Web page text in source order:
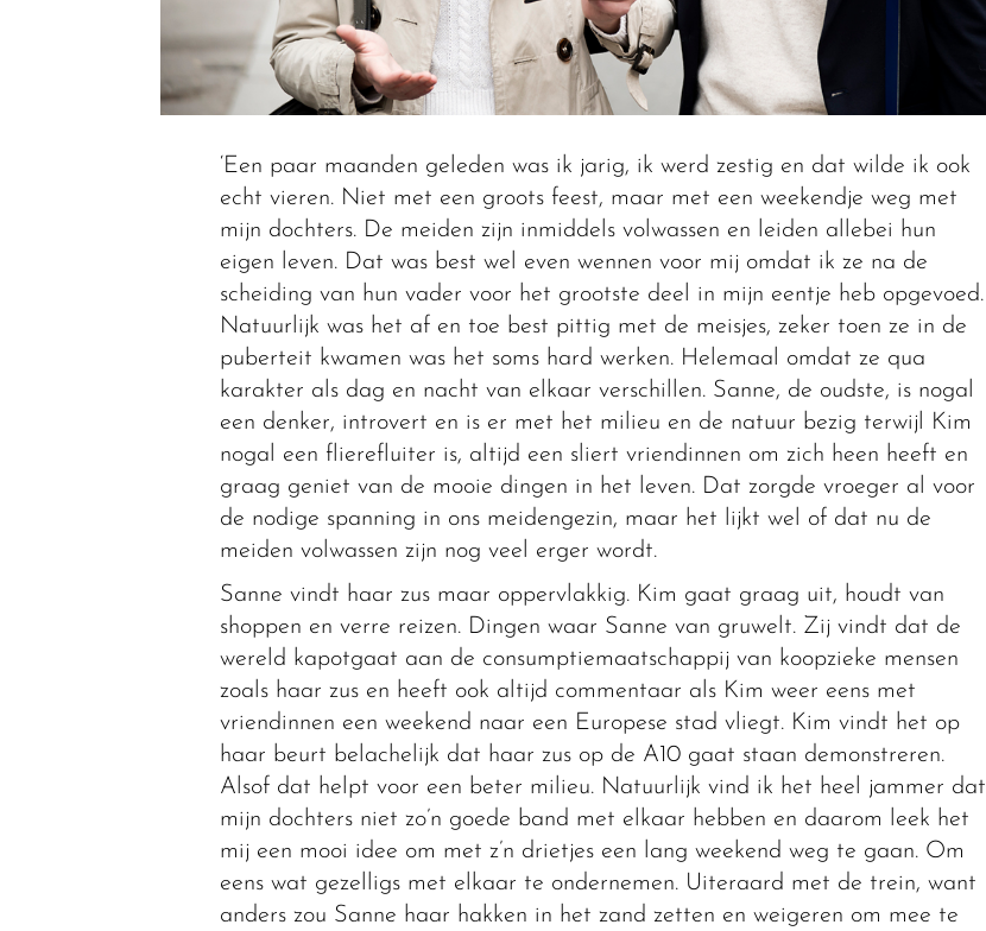
‘Een paar maanden geleden was ik jarig, ik werd zestig en dat wilde ik ook
echt vieren. Niet met een groots feest, maar met een weekendje weg met
mijn dochters. De meiden zijn inmiddels volwassen en leiden allebei hun
eigen leven. Dat was best wel even wennen voor mij omdat ik ze na de
scheiding van hun vader voor het grootste deel in mijn eentje heb opgevoed.
Natuurlijk was het af en toe best pittig met de meisjes, zeker toen ze in de
puberteit kwamen was het soms hard werken. Helemaal omdat ze qua
karakter als dag en nacht van elkaar verschillen. Sanne, de oudste, is nogal
een denker, introvert en is er met het milieu en de natuur bezig terwijl Kim
nogal een flierefluiter is, altijd een sliert vriendinnen om zich heen heeft en
graag geniet van de mooie dingen in het leven. Dat zorgde vroeger al voor
de nodige spanning in ons meidengezin, maar het lijkt wel of dat nu de
meiden volwassen zijn nog veel erger wordt.
Sanne vindt haar zus maar oppervlakkig. Kim gaat graag uit, houdt van
shoppen en verre reizen. Dingen waar Sanne van gruwelt. Zij vindt dat de
wereld kapotgaat aan de consumptiemaatschappij van koopzieke mensen
zoals haar zus en heeft ook altijd commentaar als Kim weer eens met
vriendinnen een weekend naar een Europese stad vliegt. Kim vindt het op
haar beurt belachelijk dat haar zus op de A10 gaat staan demonstreren.
Alsof dat helpt voor een beter milieu. Natuurlijk vind ik het heel jammer dat
mijn dochters niet zo’n goede band met elkaar hebben en daarom leek het
mij een mooi idee om met z’n drietjes een lang weekend weg te gaan. Om
eens wat gezelligs met elkaar te ondernemen. Uiteraard met de trein, want
anders zou Sanne haar hakken in het zand zetten en weigeren om mee te